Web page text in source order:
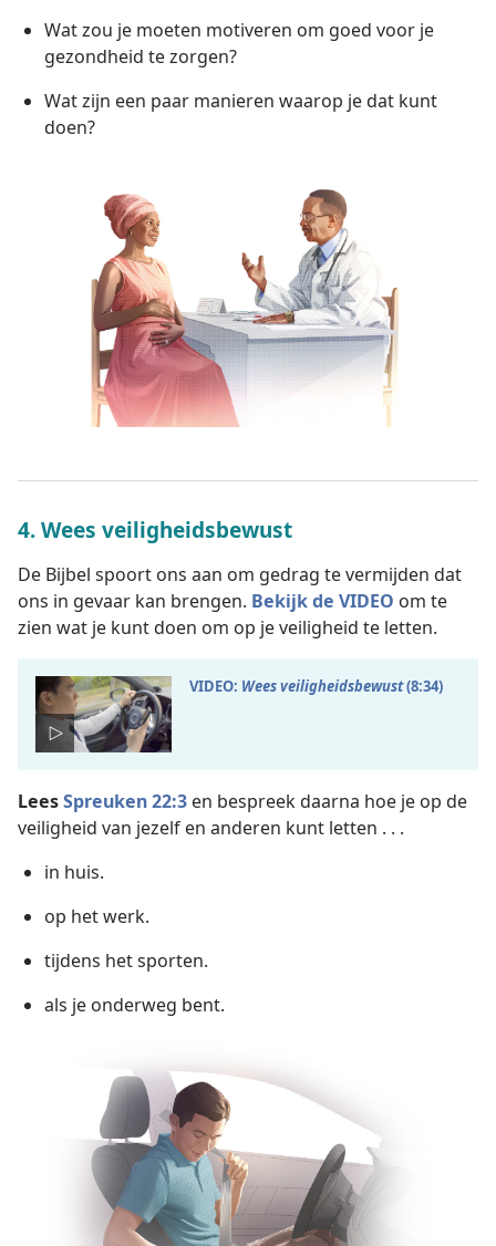
Wat zou je moeten motiveren om goed voor je
gezondheid te zorgen?
Wat zijn een paar manieren waarop je dat kunt
doen?
4. Wees veiligheidsbewust
De Bijbel spoort ons aan om gedrag te vermijden dat
ons in gevaar kan brengen. Bekijk de VIDEO om te
zien wat je kunt doen om op je veiligheid te letten.
VIDEO: Wees veiligheidsbewust(8:34)
LeesSpreuken 22:3 en bespreek daarna hoe je op de
veiligheid van jezelf en anderen kunt letten . . .
in huis.
op het werk.
tijdens het sporten.
als je onderweg bent.